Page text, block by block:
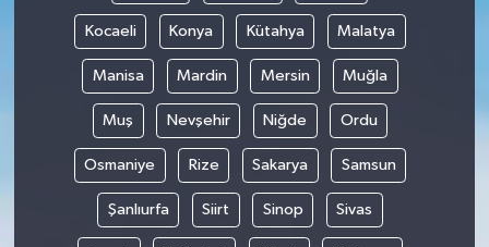
Kocaeli Konya Kütahya Malatya
Manisa Mardin Mersin Muğla
Muş Nevşehir Niğde Ordu
Osmaniye Rize Sakarya Samsun
Şanlıurfa Siirt Sinop Sivas